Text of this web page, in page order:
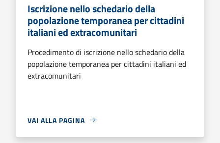
Iscrizione nello schedario della
popolazione temporanea per cittadini
italiani ed extracomunitari
Procedimento di iscrizione nello schedario della
popolazione temporanea per cittadini italiani ed
extracomunitari
VAI ALLA PAGINA